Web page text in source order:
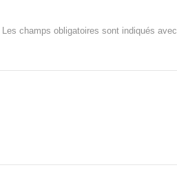
Les champs obligatoires sont indiqués avec